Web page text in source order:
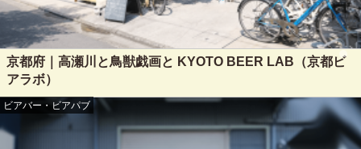
京都府｜高瀬川と鳥獣戯画と KYOTO BEER LAB（京都ビ
アラボ）
ビアバー・ビアパブ